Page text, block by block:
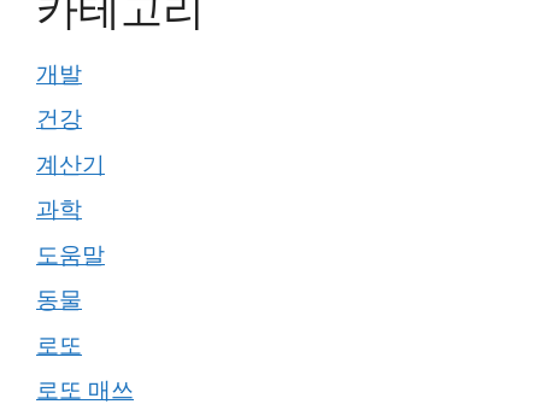
개발
건강
계산기
과학
도움말
동물
로또
로또 매쓰